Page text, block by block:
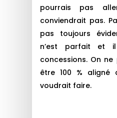
pourrais pas
conviendrait pas.
pas toujours
n’est parfait et
concessions. On
être 100 % aligné
voudrait faire.